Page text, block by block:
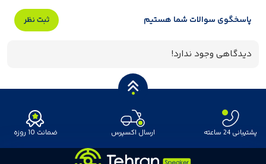
پاسخگوی سوالات شما هستیم ثبت نظر
دیدگاهی وجود ندارد!
پشتیبانی 24 ساعته ارسال اکسپرس ضمانت 10 روزه